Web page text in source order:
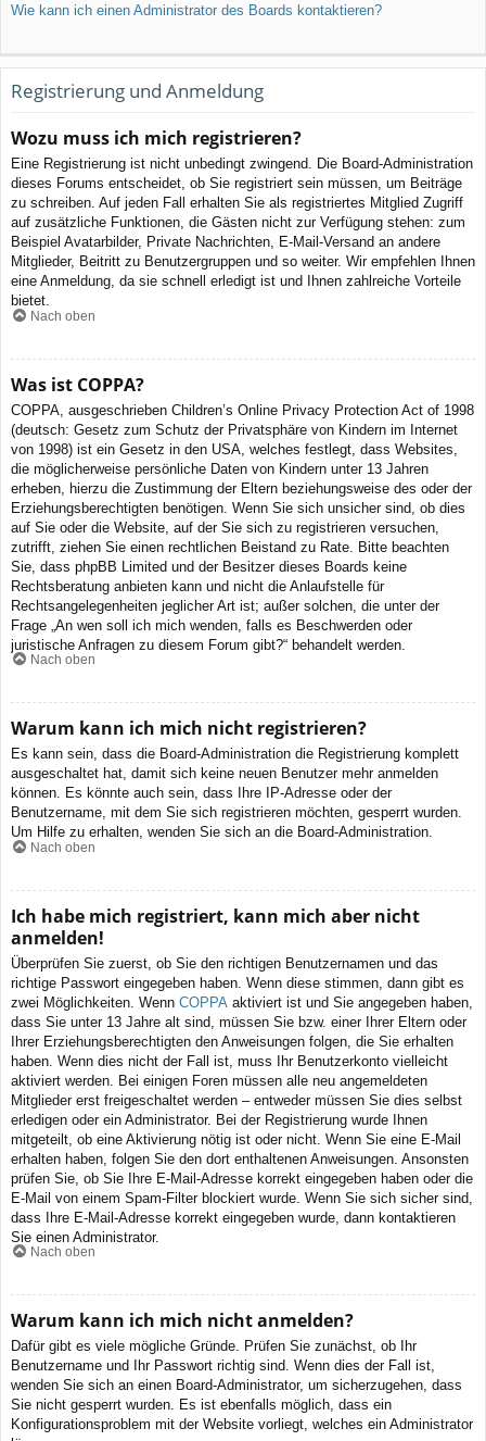
Wie kann ich einen Administrator des Boards kontaktieren?
Registrierung und Anmeldung
Wozu muss ich mich registrieren?
Eine Registrierung ist nicht unbedingt zwingend. Die Board-Administration
dieses Forums entscheidet, ob Sie registriert sein müssen, um Beiträge
zu schreiben. Auf jeden Fall erhalten Sie als registriertes Mitglied Zugriff
auf zusätzliche Funktionen, die Gästen nicht zur Verfügung stehen: zum
Beispiel Avatarbilder, Private Nachrichten, E-Mail-Versand an andere
Mitglieder, Beitritt zu Benutzergruppen und so weiter. Wir empfehlen Ihnen
eine Anmeldung, da sie schnell erledigt ist und Ihnen zahlreiche Vorteile
bietet.
Nach oben
Was ist COPPA?
COPPA, ausgeschrieben Children’s Online Privacy Protection Act of 1998
(deutsch: Gesetz zum Schutz der Privatsphäre von Kindern im Internet
von 1998) ist ein Gesetz in den USA, welches festlegt, dass Websites,
die möglicherweise persönliche Daten von Kindern unter 13 Jahren
erheben, hierzu die Zustimmung der Eltern beziehungsweise des oder der
Erziehungsberechtigten benötigen. Wenn Sie sich unsicher sind, ob dies
auf Sie oder die Website, auf der Sie sich zu registrieren versuchen,
zutrifft, ziehen Sie einen rechtlichen Beistand zu Rate. Bitte beachten
Sie, dass phpBB Limited und der Besitzer dieses Boards keine
Rechtsberatung anbieten kann und nicht die Anlaufstelle für
Rechtsangelegenheiten jeglicher Art ist; außer solchen, die unter der
Frage „An wen soll ich mich wenden, falls es Beschwerden oder
juristische Anfragen zu diesem Forum gibt?“ behandelt werden.
Nach oben
Warum kann ich mich nicht registrieren?
Es kann sein, dass die Board-Administration die Registrierung komplett
ausgeschaltet hat, damit sich keine neuen Benutzer mehr anmelden
können. Es könnte auch sein, dass Ihre IP-Adresse oder der
Benutzername, mit dem Sie sich registrieren möchten, gesperrt wurden.
Um Hilfe zu erhalten, wenden Sie sich an die Board-Administration.
Nach oben
Ich habe mich registriert, kann mich aber nicht
anmelden!
Überprüfen Sie zuerst, ob Sie den richtigen Benutzernamen und das
richtige Passwort eingegeben haben. Wenn diese stimmen, dann gibt es
zwei Möglichkeiten. Wenn COPPA aktiviert ist und Sie angegeben haben,
dass Sie unter 13 Jahre alt sind, müssen Sie bzw. einer Ihrer Eltern oder
Ihrer Erziehungsberechtigten den Anweisungen folgen, die Sie erhalten
haben. Wenn dies nicht der Fall ist, muss Ihr Benutzerkonto vielleicht
aktiviert werden. Bei einigen Foren müssen alle neu angemeldeten
Mitglieder erst freigeschaltet werden – entweder müssen Sie dies selbst
erledigen oder ein Administrator. Bei der Registrierung wurde Ihnen
mitgeteilt, ob eine Aktivierung nötig ist oder nicht. Wenn Sie eine E-Mail
erhalten haben, folgen Sie den dort enthaltenen Anweisungen. Ansonsten
prüfen Sie, ob Sie Ihre E-Mail-Adresse korrekt eingegeben haben oder die
E-Mail von einem Spam-Filter blockiert wurde. Wenn Sie sich sicher sind,
dass Ihre E-Mail-Adresse korrekt eingegeben wurde, dann kontaktieren
Sie einen Administrator.
Nach oben
Warum kann ich mich nicht anmelden?
Dafür gibt es viele mögliche Gründe. Prüfen Sie zunächst, ob Ihr
Benutzername und Ihr Passwort richtig sind. Wenn dies der Fall ist,
wenden Sie sich an einen Board-Administrator, um sicherzugehen, dass
Sie nicht gesperrt wurden. Es ist ebenfalls möglich, dass ein
Konfigurationsproblem mit der Website vorliegt, welches ein Administrator